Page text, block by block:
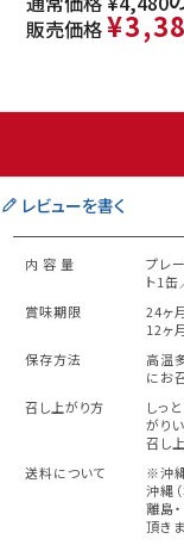
販売価格¥
レビューを書く
内 容 量
プレ
ト1
賞味期限
24ヶ
12ヶ
保存方法
高温
にお
召し上がり方
しっ
がり
召し
送料について
※沖
沖縄
離島
頂きま